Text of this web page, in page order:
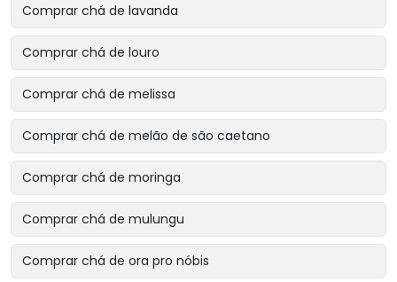
Comprar chá de lavanda
Comprar chá de louro
Comprar chá de melissa
Comprar chá de melão de são caetano
Comprar chá de moringa
Comprar chá de mulungu
Comprar chá de ora pro nóbis